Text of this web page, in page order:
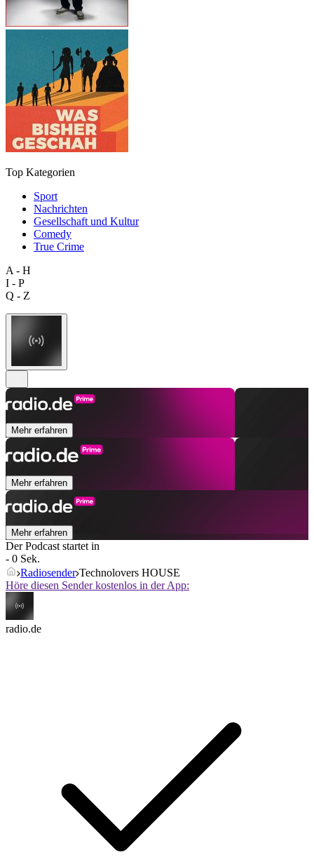
Top Kategorien
Sport
Nachrichten
Gesellschaft und Kultur
Comedy
True Crime
A - H
I - P
Q - Z
Mehr erfahren
Mehr erfahren
Mehr erfahren
Der Podcast startet in
- 0 Sek.
Radiosender Technolovers HOUSE
Höre diesen Sender kostenlos in der App:
radio.de